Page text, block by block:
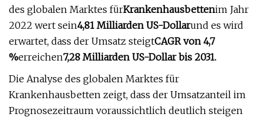
des globalen Marktes fürKrankenhausbettenim Jahr
2022 wert sein4,81 Milliarden US-Dollarund es wird
erwartet, dass der Umsatz steigtCAGR von 4,7
%erreichen7,28 Milliarden US-Dollar bis 2031.
Die Analyse des globalen Marktes für
Krankenhausbetten zeigt, dass der Umsatzanteil im
Prognosezeitraum voraussichtlich deutlich steigen